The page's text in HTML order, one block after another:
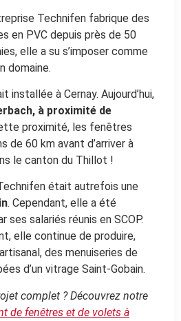
Technifen fabrique des
en PVC depuis près de 50
elle a su s’imposer comme
domaine.
installée à Cernay. Aujourd’hui,
à proximité de
proximité, les fenêtres
de 60 km avant d’arriver à
le canton du Thillot !
était autrefois une
. Cependant, elle a été
ses salariés réunis en SCOP.
elle continue de produire,
des menuiseries de
d’un vitrage Saint-Gobain.
complet ? Découvrez notre
de fenêtres et de volets à